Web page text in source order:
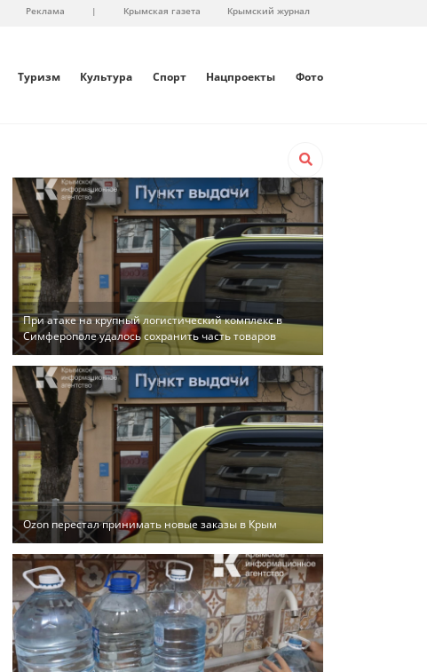
Реклама | Крымская газета Крымский журнал
Туризм Культура Спорт Нацпроекты Фото
При атаке на крупный логистический комплекс в
Симферополе удалось сохранить часть товаров
Ozon перестал принимать новые заказы в Крым